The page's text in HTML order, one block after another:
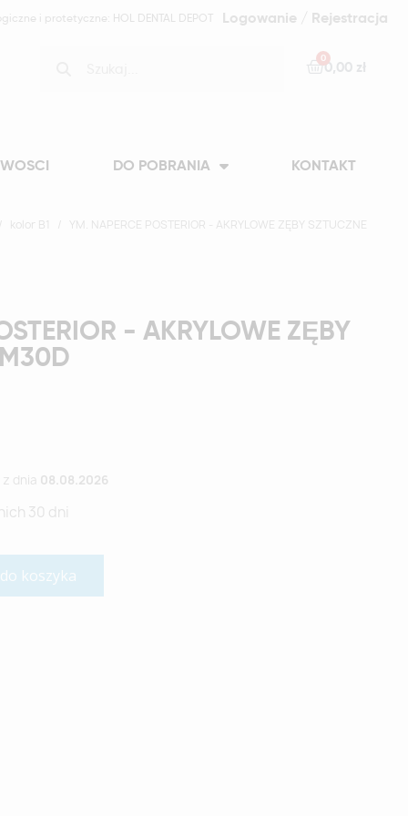
i protetyczne: HOL DENTAL DEPOT Logowanie / Rejestracja
0,00 zł
DO POBRANIA KONTAKT
kolor B1 YM. NAPERCE POSTERIOR - AKRYLOWE ZĘBY SZTUCZNE
- AKRYLOWE ZĘBY
z dnia 08.08.2026
30 dni
koszyka